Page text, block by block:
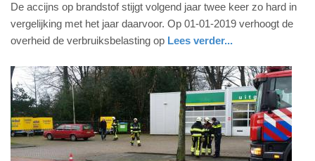
december
2018
08:41
Update:
09-
04-
2025
De accijns op brandstof stijgt volgend jaar twee keer zo hard in
vergelijking met het jaar daarvoor. Op 01-01-2019 verhoogt de
overheid de verbruiksbelasting op Lees verder...
brabant